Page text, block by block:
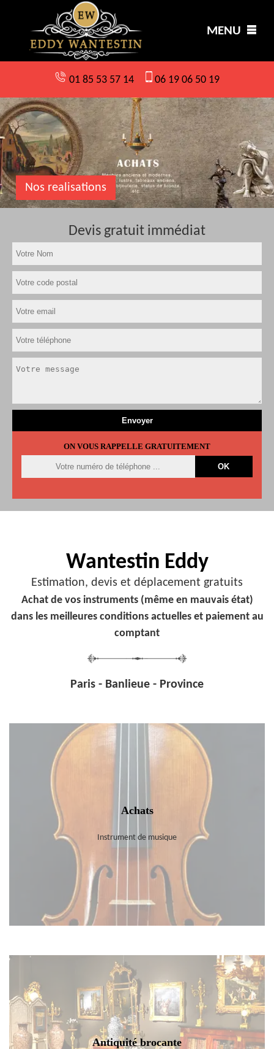
MENU
01 85 53 57 14 06 19 06 50 19
Nos realisations
Devis gratuit immédiat
ON VOUS RAPPELLE GRATUITEMENT
Wantestin Eddy
Estimation, devis et déplacement gratuits
Achat de vos instruments (même en mauvais état)
dans les meilleures conditions actuelles et paiement au
comptant
Paris - Banlieue - Province
Achats
Instrument de musique
Antiquité brocante